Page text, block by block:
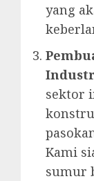
yang
sektor
Kami
sumur